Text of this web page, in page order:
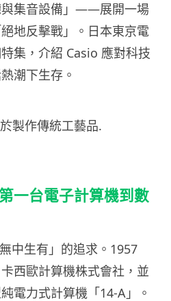
集音設備」——展開一場
地反擊戰」。日本東京電
集，介紹 Casio 應對科技
潮下生存。
一台電子計算機到數
中生有」的追求。1957
西歐計算機株式會社，並
電力式計算機「14-A」。